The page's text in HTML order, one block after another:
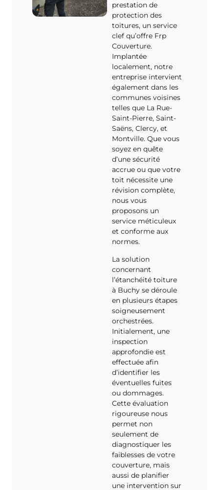
prestation de
protection des
toitures, un service
clef qu’offre Frp
Couverture.
Implantée
localement, notre
entreprise intervient
également dans les
communes voisines
telles que La Rue-
Saint-Pierre, Saint-
Saëns, Clercy, et
Montville. Que vous
soyez en quête
d’une sécurité
accrue ou que votre
toit nécessite une
révision complète,
nous vous
proposons un
service méticuleux
et conforme aux
normes.
La solution
concernant
l’étanchéité toiture
à Buchy se déroule
en plusieurs étapes
soigneusement
orchestrées.
Initialement, une
inspection
approfondie est
effectuée afin
d’identifier les
éventuelles fuites
ou dommages.
Cette évaluation
rigoureuse nous
permet non
seulement de
diagnostiquer les
faiblesses de votre
couverture, mais
aussi de planifier
une intervention sur